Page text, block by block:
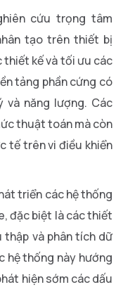
cứu trọng tâm
tạo trên thiết bị
kế và tối ưu các
tảng phần cứng có
và năng lượng. Các
thuật toán mà còn
tế trên vi điều khiển
triển các hệ thống
đặc biệt là các thiết
thập và phân tích dữ
hệ thống này hướng
hiện sớm các dấu